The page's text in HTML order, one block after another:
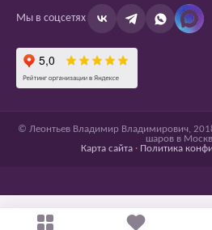
Мы в соцсетях
© Леонтьев Владимир Владимирович,
шаров в
Карта сайта· Политика